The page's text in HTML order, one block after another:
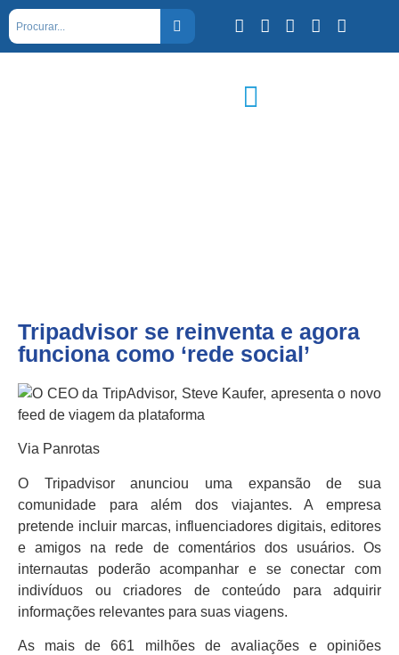
Tripadvisor se reinventa e agora
funciona como ‘rede social’
Via Panrotas
O Tripadvisor anunciou uma expansão de sua
comunidade para além dos viajantes. A empresa
pretende incluir marcas, influenciadores digitais, editores
e amigos na rede de comentários dos usuários. Os
internautas poderão acompanhar e se conectar com
indivíduos ou criadores de conteúdo para adquirir
informações relevantes para suas viagens.
As mais de 661 milhões de avaliações e opiniões